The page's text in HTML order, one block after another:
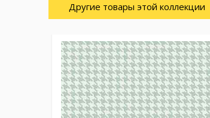
Другие товары этой коллекции